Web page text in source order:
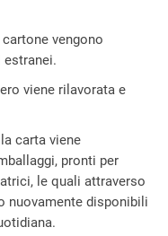
vengono
viene rilavorata e
carta viene
pronti per
le quali attraverso
nuovamente disponibili